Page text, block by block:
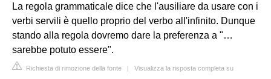
La regola grammaticale dice che l'ausiliare da usare con i
verbi servili è quello proprio del verbo all'infinito. Dunque
stando alla regola dovremo dare la preferenza a "…
sarebbe potuto essere".
Richiesta di rimozione della fonte | Visualizza la risposta completa su